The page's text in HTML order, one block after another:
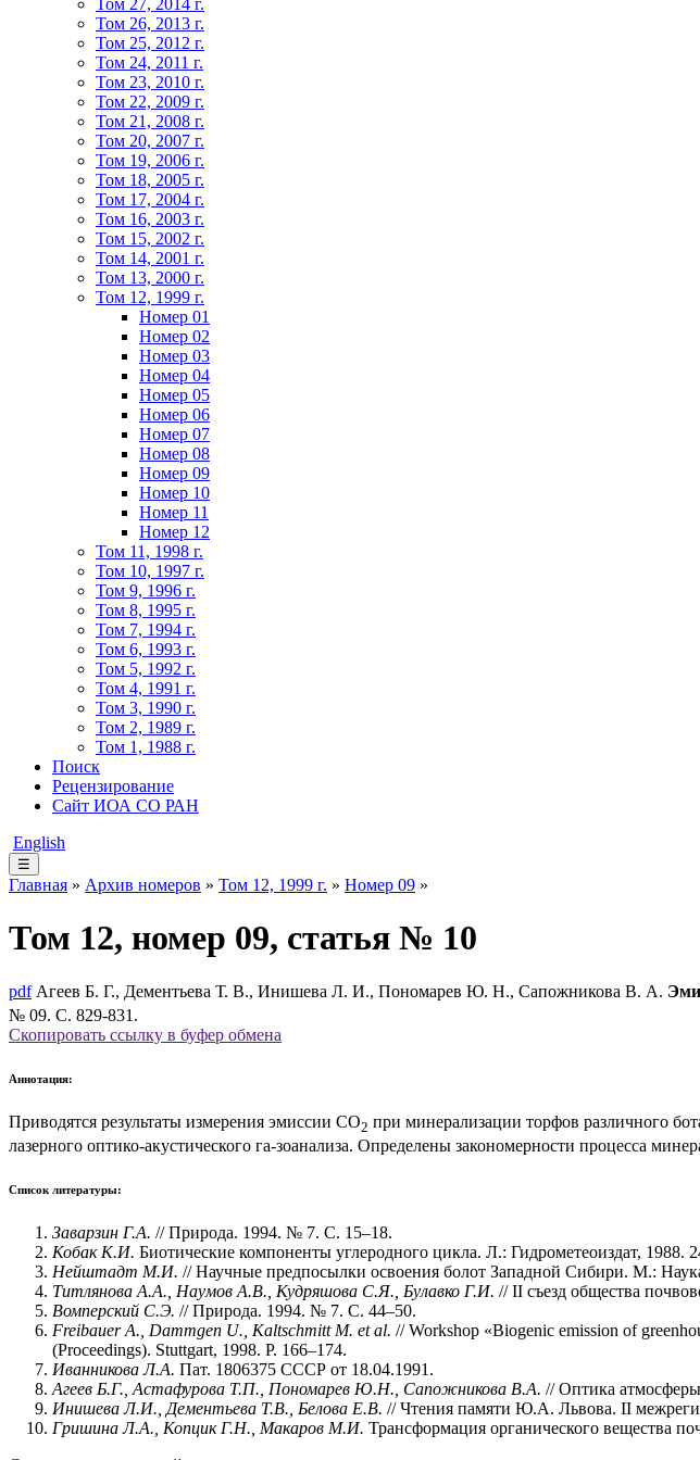
Том 27, 2014 г.
Том 26, 2013 г.
Том 25, 2012 г.
Том 24, 2011 г.
Том 23, 2010 г.
Том 22, 2009 г.
Том 21, 2008 г.
Том 20, 2007 г.
Том 19, 2006 г.
Том 18, 2005 г.
Том 17, 2004 г.
Том 16, 2003 г.
Том 15, 2002 г.
Том 14, 2001 г.
Том 13, 2000 г.
Том 12, 1999 г.
Номер 01
Номер 02
Номер 03
Номер 04
Номер 05
Номер 06
Номер 07
Номер 08
Номер 09
Номер 10
Номер 11
Номер 12
Том 11, 1998 г.
Том 10, 1997 г.
Том 9, 1996 г.
Том 8, 1995 г.
Том 7, 1994 г.
Том 6, 1993 г.
Том 5, 1992 г.
Том 4, 1991 г.
Том 3, 1990 г.
Том 2, 1989 г.
Том 1, 1988 г.
Поиск
Рецензирование
Сайт ИОА СО РАН
English
☰
Главная » Архив номеров » Том 12, 1999 г. » Номер 09 »
Том 12, номер 09, статья № 10
pdf Агеев Б. Г., Дементьева Т. В., Инишева Л. И., Пономарев Ю. Н., Сапожникова В. А.
№ 09. С. 829-831.
Скопировать ссылку в буфер обмена
Аннотация:
Приводятся результаты измерения эмиссии CO2 при минерализации торфов различного
лазерного оптико-акустического га-зоанализа. Определены закономерности процесса
Список литературы:
Заварзин Г.А. // Природа. 1994. № 7. С. 15–18.
Кобак К.И. Биотические компоненты углеродного цикла. Л.: Гидрометеоиздат, 1988.
Нейштадт М.И. // Научные предпосылки освоения болот Западной Сибири. М.:
Титлянова А.А., Наумов А.В., Кудряшова С.Я., Булавко Г.И. // II съезд общества
Вомперский С.Э. // Природа. 1994. № 7. С. 44–50.
Freibauer A., Dаmmgen U., Kaltschmitt M. et al. // Workshop «Biogenic emission of
(Proceedings). Stuttgart, 1998. P. 166–174.
Иванникова Л.А. Пат. 1806375 СССР от 18.04.1991.
Агеев Б.Г., Астафурова Т.П., Пономарев Ю.Н., Сапожникова В.А. // Оптика
Инишева Л.И., Дементьева Т.В., Белова Е.В. // Чтения памяти Ю.А. Львова. II
Гришина Л.А., Копцик Г.Н., Макаров М.И. Трансформация органического вещества